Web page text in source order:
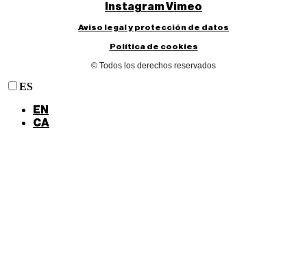
InstagramVimeo
Aviso legal y protección de datos
Política de cookies
© Todos los derechos reservados
ES
EN
CA